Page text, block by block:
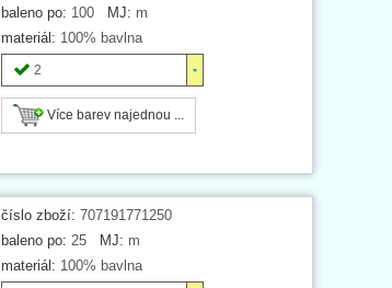
baleno po: 100 MJ: m
materiál: 100% bavlna
2
Více barev najednou ...
číslo zboží: 707191771250
baleno po: 25 MJ: m
materiál: 100% bavlna